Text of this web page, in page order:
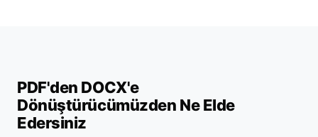
PDF'den DOCX'e
Dönüştürücümüzden Ne Elde
Edersiniz